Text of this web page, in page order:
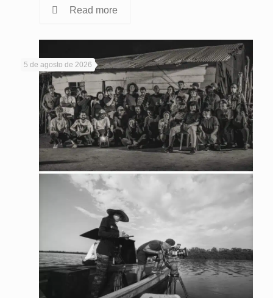
Read more
5 de agosto de 2026